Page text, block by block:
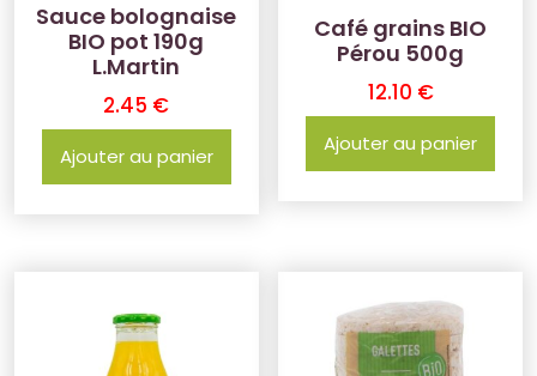
Sauce bolognaise
BIO pot 190g
L.Martin
2.45 €
Ajouter au panier
Café grains BIO
Pérou 500g
12.10 €
Ajouter au panier